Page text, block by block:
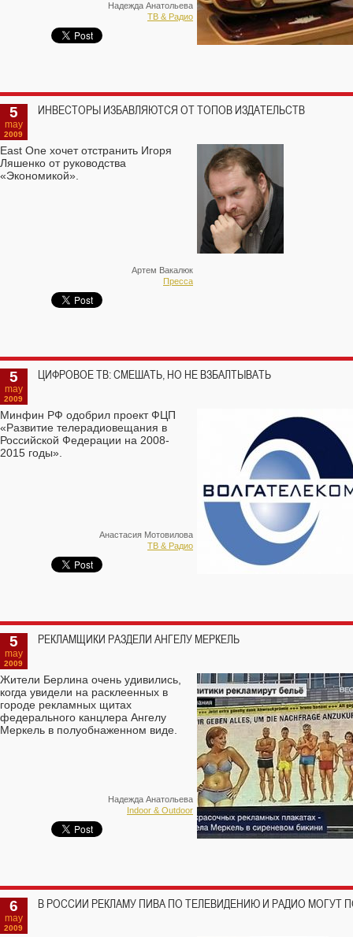
Надежда Анатольева
ТВ & Радио
5
may
2009
ИНВЕСТОРЫ ИЗБАВЛЯЮТСЯ ОТ ТОПОВ ИЗДАТЕЛЬСТВ
East One хочет отстранить Игоря
Ляшенко от руководства
«Экономикой».
Артем Вакалюк
Пресса
5
may
2009
ЦИФРОВОЕ ТВ: СМЕШАТЬ, НО НЕ ВЗБАЛТЫВАТЬ
Минфин РФ одобрил проект ФЦП
«Развитие телерадиовещания в
Российской Федерации на 2008-
2015 годы».
Анастасия Мотовилова
ТВ & Радио
5
may
2009
РЕКЛАМЩИКИ РАЗДЕЛИ АНГЕЛУ МЕРКЕЛЬ
Жители Берлина очень удивились,
когда увидели на расклеенных в
городе рекламных щитах
федерального канцлера Ангелу
Меркель в полуобнаженном виде.
Надежда Анатольева
Indoor & Outdoor
6
may
2009
В РОССИИ РЕКЛАМУ ПИВА ПО ТЕЛЕВИДЕНИЮ И РАДИО МОГУТ